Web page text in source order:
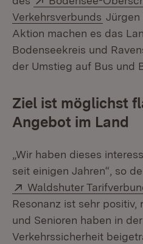
Verkehrsverbunds (Öffnet
Jürgen
Aktion machen es das
Bodenseekreis und
der Umstieg auf Bus und
Ziel ist möglichst
Angebot im Land
„Wir haben dieses
seit einigen Jahren“, so
Extern:
Waldshuter
Resonanz ist sehr positiv,
und Senioren haben in
Verkehrssicherheit